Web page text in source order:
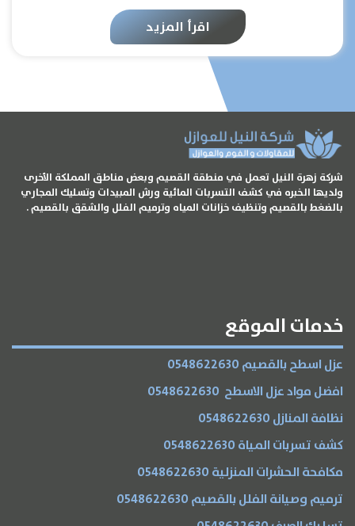
اقرأ المزيد
شركة زهرة النيل تعمل في منطقة القصيم وبعض مناطق المملكة الأخرى
ولديها الخبره في كشف التسربات المائية ورش المبيدات وتسليك المجاري
بالضغط بالقصيم وتنظيف خزانات المياه وترميم الفلل والشقق بالقصيم .
خدمات الموقع
عزل اسطح بالقصيم 0548622630
افضل مواد عزل الاسطح 0548622630
نظافة المنازل 0548622630
كشف تسربات المياة 0548622630
مكافحة الحشرات المنزلية 0548622630
ترميم وصيانة الفلل بالقصيم 0548622630
الرئيسية
تواصل معنا
المقالات
الخدمات